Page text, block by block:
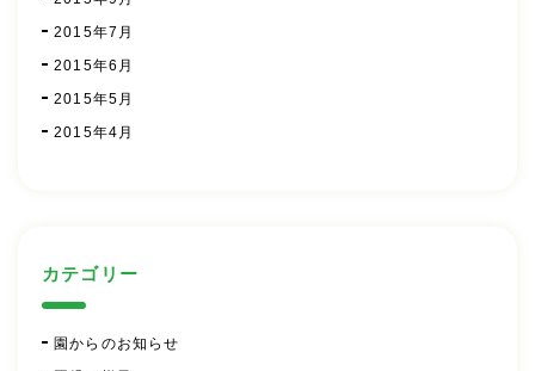
2015年7月
2015年6月
2015年5月
2015年4月
カテゴリー
園からのお知らせ